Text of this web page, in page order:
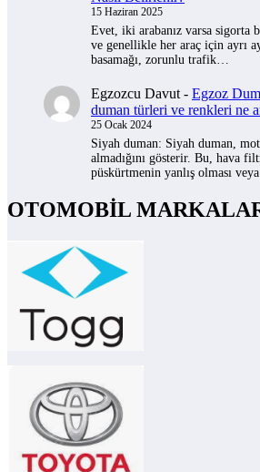
15 Haziran 2025
Evet, iki arabanız varsa sigorta
ve genellikle her araç için ayrı
basamağı, zorunlu trafik…
Egzozcu Davut - Egzoz
duman türleri ve renkleri ne
25 Ocak 2024
Siyah duman: Siyah duman,
almadığını gösterir. Bu, hava
püskürtmenin yanlış olması
OTOMOBİL